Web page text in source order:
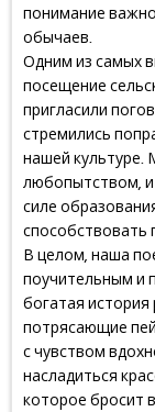
понимание
обычаев.
Одним из самых
посещение
пригласили
стремились
нашей культуре.
любопытством,
силе
способствовать
В целом, наша
поучительным и
богатая история
потрясающие
с чувством
насладиться
которое бросит